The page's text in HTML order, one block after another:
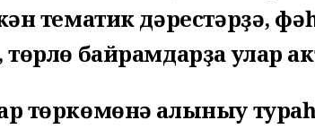
тематик дәрестәрҙә,
байрамдарҙа улар
төркөмөнә алыныу